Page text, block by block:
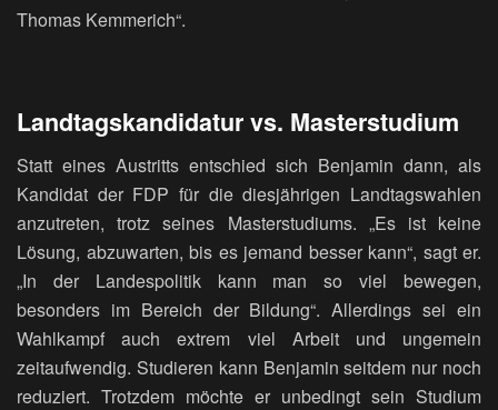
Thomas Kemmerich“.
Landtagskandidatur vs. Masterstudium
Statt eines Austritts entschied sich Benjamin dann, als
Kandidat der FDP für die diesjährigen Landtagswahlen
anzutreten, trotz seines Masterstudiums. „Es ist keine
Lösung, abzuwarten, bis es jemand besser kann“, sagt er.
„In der Landespolitik kann man so viel bewegen,
besonders im Bereich der Bildung“. Allerdings sei ein
Wahlkampf auch extrem viel Arbeit und ungemein
zeitaufwendig. Studieren kann Benjamin seitdem nur noch
reduziert. Trotzdem möchte er unbedingt sein Studium